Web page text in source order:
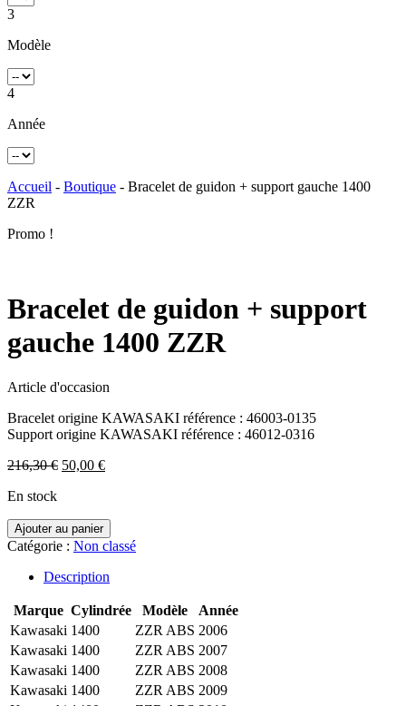
3
Modèle
4
Année
Accueil - Boutique - Bracelet de guidon + support gauche 1400
ZZR
Promo !
Bracelet de guidon + support
gauche 1400 ZZR
Article d'occasion
Bracelet origine KAWASAKI référence : 46003-0135
Support origine KAWASAKI référence : 46012-0316
216,30€ Le
216,30 €.
50,00 €Le
En stock
Ajouter au panier
Catégorie : Non classé
Description
Marque Cylindrée Modèle
Année
Kawasaki 1400 ZZR ABS 2006
Kawasaki 1400 ZZR ABS 2007
Kawasaki 1400 ZZR ABS 2008
Kawasaki 1400 ZZR ABS 2009